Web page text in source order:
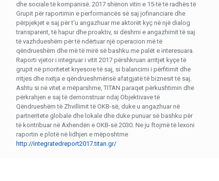
dhe sociale të kompanisë. 2017 shënon vitin e 15-të të radhës të
Grupit për raportimin e performancës së saj jofinanciare dhe
përpjekjet e saj për t’u angazhuar me aktorët kyç në një dialog
transparent, të hapur dhe proaktiv, si dëshmi e angazhimit të saj
të vazhdueshëm për të ndërtuar një operacion më të
qëndrueshëm dhe më të mirë së bashku me palët e interesuara.
Raporti vjetor i integruar i vitit 2017 përshkruan arritjet kyçe të
grupit në prioritetet kryesore të saj, si balancimi i përfitimit dhe
rritjes dhe nxitja e qëndrueshmërisë afatgjatë të biznesit të saj.
Ashtu si në vitet e mëparshme, TITAN paraqet përkushtimin dhe
përkrahjen e saj të demonstruar ndaj Objektivave të
Qëndrueshëm të Zhvillimit të OKB-së, duke u angazhuar në
partneritete globale dhe lokale dhe duke punuar së bashku për
të kontribuar në Axhendën e OKB-së 2030. Ne ju ftojmë të lexoni
raportin e plotë në lidhjen e mëposhtme
http://integratedreport2017.titan.gr/